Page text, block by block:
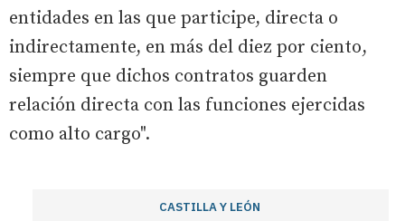
entidades en las que participe, directa o
indirectamente, en más del diez por ciento,
siempre que dichos contratos guarden
relación directa con las funciones ejercidas
como alto cargo".
CASTILLA Y LEÓN